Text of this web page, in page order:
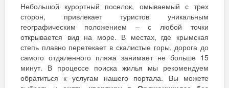
Небольшой курортный поселок, омываемый с трех
сторон, привлекает туристов уникальным
географическим положением – с любой точки
открывается вид на море. В местах, где крымская
степь плавно перетекает в скалистые горы, дорога до
самого отдаленного пляжа занимает не больше 15
минут. В процессе поиска жилья мы рекомендуем
обратиться к услугам нашего портала. Вы можете